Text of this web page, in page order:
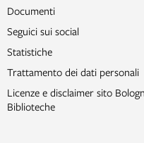
Documenti
Seguici sui social
Statistiche
Trattamento dei dati personali
Licenze e disclaimer sito
Biblioteche